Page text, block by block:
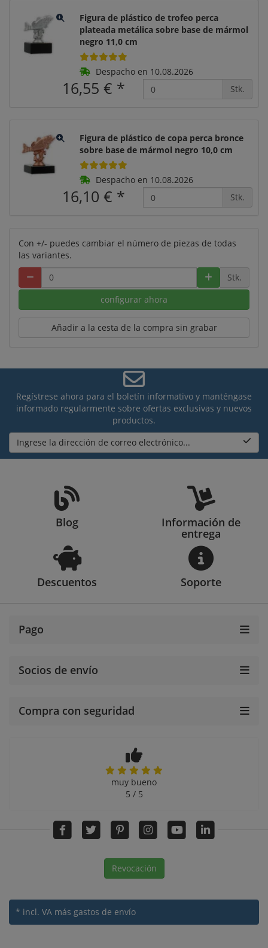
Figura de plástico de trofeo perca
plateada metálica sobre base de mármol
negro 11,0 cm
Despacho en 10.08.2026
16,55 € * Stk.
Figura de plástico de copa perca bronce
sobre base de mármol negro 10,0 cm
Despacho en 10.08.2026
16,10 € * Stk.
Con +/- puedes cambiar el número de piezas de todas
las variantes.
Stk.
configurar ahora
Añadir a la cesta de la compra sin grabar
Regístrese ahora para el boletín informativo y manténgase
informado regularmente sobre ofertas exclusivas y nuevos
productos.
Ingrese la dirección de correo electrónico...
Blog Información de
entrega
Descuentos Soporte
Pago
Socios de envío
Compra con seguridad
muy bueno
5 / 5
Revocación
* incl. VA más gastos de envío